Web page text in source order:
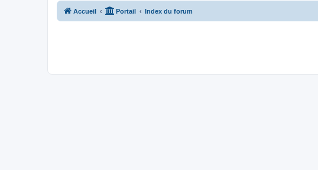
Accueil Portail Index du forum